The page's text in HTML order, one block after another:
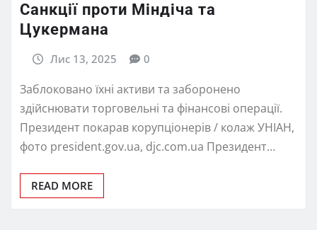
Санкції проти Міндіча та
Цукермана
Лис 13, 2025 0
Заблоковано їхні активи та заборонено
здійснювати торговельні та фінансові операції.
Президент покарав корупціонерів / колаж УНІАН,
фото president.gov.ua, djc.com.ua Президент…
READ MORE